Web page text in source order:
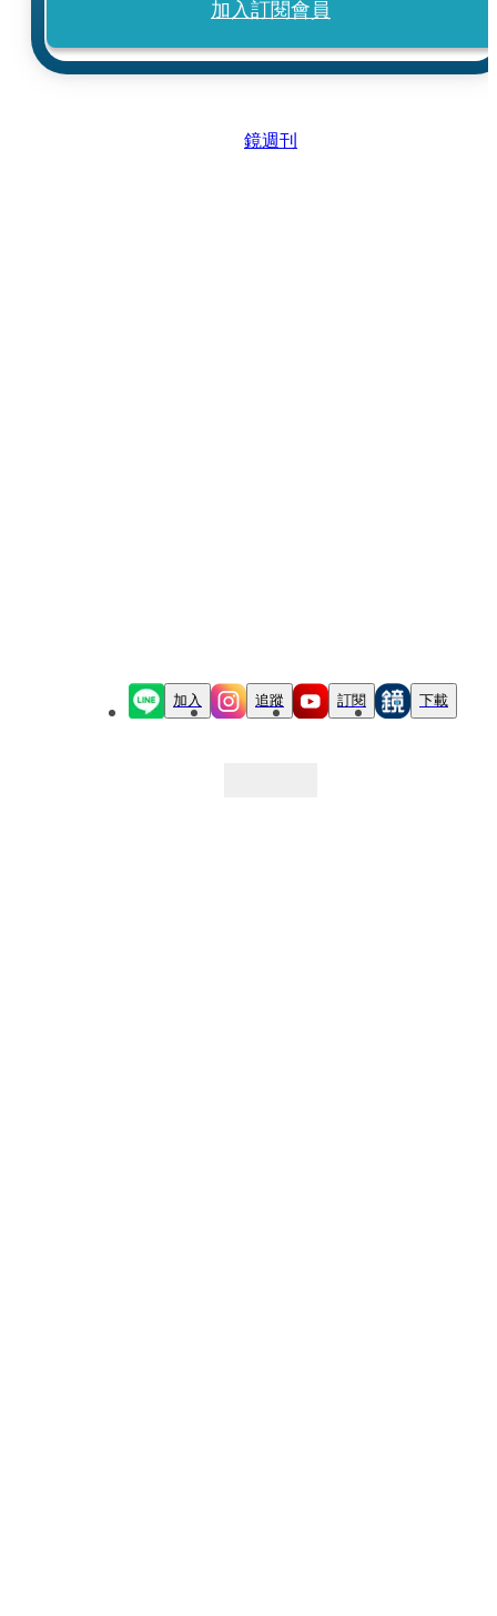
加入訂閱會員
鏡週刊
加入 追蹤 訂閱 下載